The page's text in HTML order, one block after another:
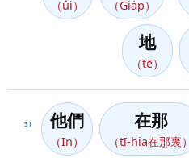
（ûi） （Gia̍p）
地
（tē）
31 他們
（In）
在那
（tī-hia在那裏）